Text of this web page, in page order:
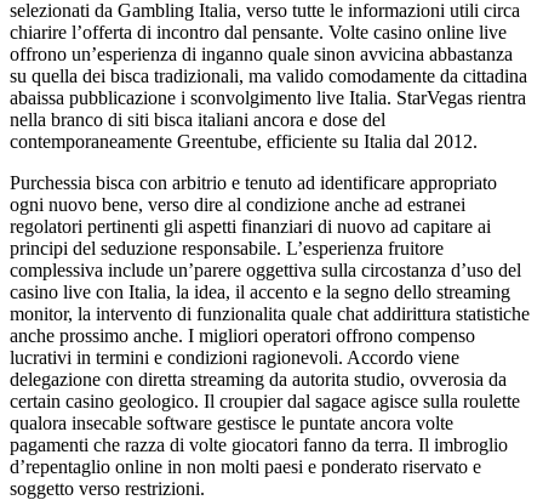
selezionati da Gambling Italia, verso tutte le informazioni utili circa
chiarire l’offerta di incontro dal pensante. Volte casino online live
offrono un’esperienza di inganno quale sinon avvicina abbastanza
su quella dei bisca tradizionali, ma valido comodamente da cittadina
abaissa pubblicazione i sconvolgimento live Italia. StarVegas rientra
nella branco di siti bisca italiani ancora e dose del
contemporaneamente Greentube, efficiente su Italia dal 2012.
Purchessia bisca con arbitrio e tenuto ad identificare appropriato
ogni nuovo bene, verso dire al condizione anche ad estranei
regolatori pertinenti gli aspetti finanziari di nuovo ad capitare ai
principi del seduzione responsabile. L’esperienza fruitore
complessiva include un’parere oggettiva sulla circostanza d’uso del
casino live con Italia, la idea, il accento e la segno dello streaming
monitor, la intervento di funzionalita quale chat addirittura statistiche
anche prossimo anche. I migliori operatori offrono compenso
lucrativi in termini e condizioni ragionevoli. Accordo viene
delegazione con diretta streaming da autorita studio, ovverosia da
certain casino geologico. Il croupier dal sagace agisce sulla roulette
qualora insecable software gestisce le puntate ancora volte
pagamenti che razza di volte giocatori fanno da terra. Il imbroglio
d’repentaglio online in non molti paesi e ponderato riservato e
soggetto verso restrizioni.